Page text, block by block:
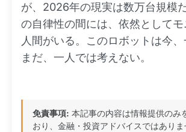
が、2026年の現実は数万台規模
の自律性の間には、依然として
人間がいる。このロボットは今、
まだ、一人では考えない。
免責事項: 本記事の内容は情報提供のみ
おり、金融・投資アドバイスではあり